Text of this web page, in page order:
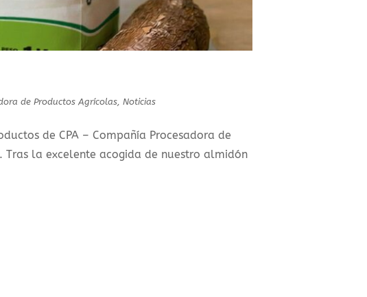
de Productos Agrícolas ,Noticias
de CPA – Compañía Procesadora de
la excelente acogida de nuestro almidón